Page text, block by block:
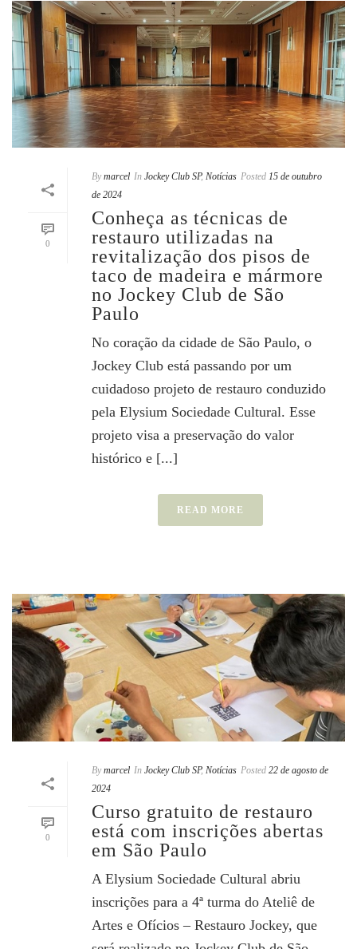
0
By marcel In Jockey Club SP, Notícias Posted 15 de outubro
de 2024
Conheça as técnicas de
restauro utilizadas na
revitalização dos pisos de
taco de madeira e mármore
no Jockey Club de São
Paulo
No coração da cidade de São Paulo, o
Jockey Club está passando por um
cuidadoso projeto de restauro conduzido
pela Elysium Sociedade Cultural. Esse
projeto visa a preservação do valor
histórico e [...]
READ MORE
0
By marcel In Jockey Club SP, Notícias Posted 22 de agosto de
2024
Curso gratuito de restauro
está com inscrições abertas
em São Paulo
A Elysium Sociedade Cultural abriu
inscrições para a 4ª turma do Ateliê de
Artes e Ofícios – Restauro Jockey, que